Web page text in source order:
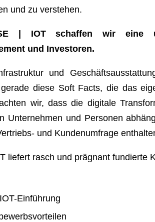
und zu verstehen.
| IOT schaffen wir eine
und Investoren.
und
diese Soft Facts, die das
wir, dass die digitale
Unternehmen und Personen
und Kundenumfrage
liefert rasch und prägnant fundierte
Einführung